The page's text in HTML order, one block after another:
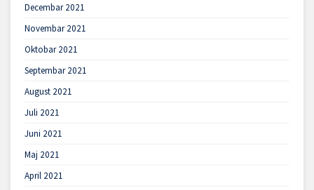
Decembar 2021
Novembar 2021
Oktobar 2021
Septembar 2021
August 2021
Juli 2021
Juni 2021
Maj 2021
April 2021